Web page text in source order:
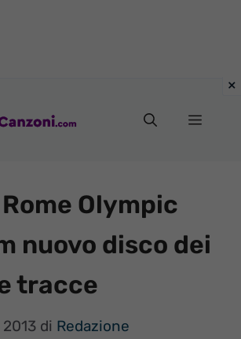
Menu
Olympic
nuovo disco dei
tracce
di Redazione